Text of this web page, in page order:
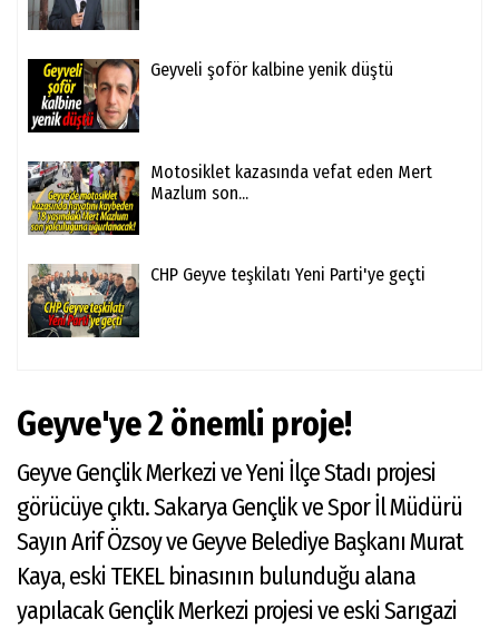
Geyveli şoför kalbine yenik düştü
Motosiklet kazasında vefat eden Mert
Mazlum son...
CHP Geyve teşkilatı Yeni Parti'ye geçti
Geyve'ye 2 önemli proje!
Geyve Gençlik Merkezi ve Yeni İlçe Stadı projesi
görücüye çıktı. Sakarya Gençlik ve Spor İl Müdürü
Sayın Arif Özsoy ve Geyve Belediye Başkanı Murat
Kaya, eski TEKEL binasının bulunduğu alana
yapılacak Gençlik Merkezi projesi ve eski Sarıgazi